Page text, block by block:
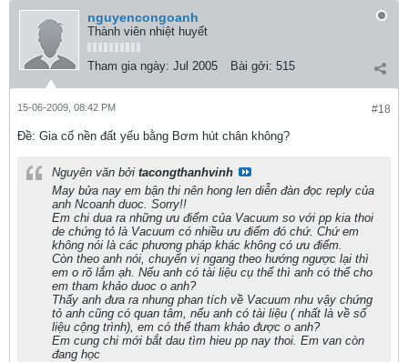
nguyencongoanh
Thành viên nhiệt huyết
Tham gia ngày: Jul 2005 Bài gởi: 515
#18
15-06-2009, 08:42 PM
Ðề: Gia cố nền đất yếu bằng Bơm hút chân không?
Nguyên văn bởi tacongthanhvinh
May bửa nay em bận thi nên hong len diễn đàn đọc reply của
anh Ncoanh duoc. Sorry!!
Em chi dua ra những ưu điểm của Vacuum so với pp kia thoi
de chứng tỏ là Vacuum có nhiều ưu điểm đó chứ. Chứ em
không nói là các phương pháp khác không có ưu điểm.
Còn theo anh nói, chuyển vị ngang theo hướng ngược lại thì
em o rõ lắm ạh. Nếu anh có tài liệu cụ thể thì anh có thể cho
em tham khảo duoc o anh?
Thấy anh đưa ra nhung phan tích về Vacuum nhu vậy chứng
tỏ anh cũng có quan tâm, nếu anh có tài liệu ( nhất là về số
liệu cộng trình), em có thể tham khảo được o anh?
Em cung chi mới bắt dau tìm hieu pp nay thoi. Em van còn
đang học